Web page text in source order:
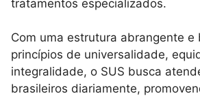
tratamentos especializados.
Com uma estrutura abrangente e
princípios de universalidade,
integralidade, o SUS busca
brasileiros diariamente,